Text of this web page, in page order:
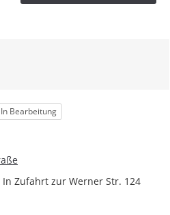
Status
In Bearbeitung
In Zufahrt zur Werner Str. 124